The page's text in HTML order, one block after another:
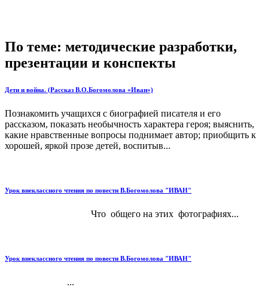
По теме: методические разработки,
презентации и конспекты
Дети и война. (Рассказ В.О.Богомолова «Иван»)
Познакомить учащихся с биографией писателя и его
рассказом, показать необычность характера героя; выяснить,
какие нравственные вопросы поднимает автор; приобщить к
хорошей, яркой прозе детей, воспитыв...
Урок внеклассного чтения по повести В.Богомолова "ИВАН"
Что общего на этих фотографиях...
Урок внеклассного чтения по повести В.Богомолова "ИВАН"
...